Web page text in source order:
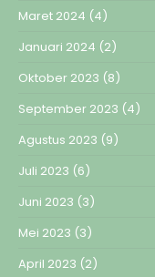
Maret 2024 (4)
Januari 2024 (2)
Oktober 2023 (8)
September 2023 (4)
Agustus 2023 (9)
Juli 2023 (6)
Juni 2023 (3)
Mei 2023 (3)
April 2023 (2)